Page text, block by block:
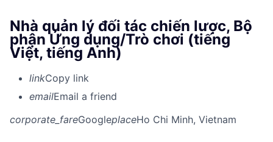
Nhà quản lý đối tác chiến lược, Bộ
phận Ứng dụng/Trò chơi (tiếng
Việt, tiếng Anh)
linkCopy link
emailEmail a friend
corporate_fareGoogleplaceHo Chi Minh, Vietnam